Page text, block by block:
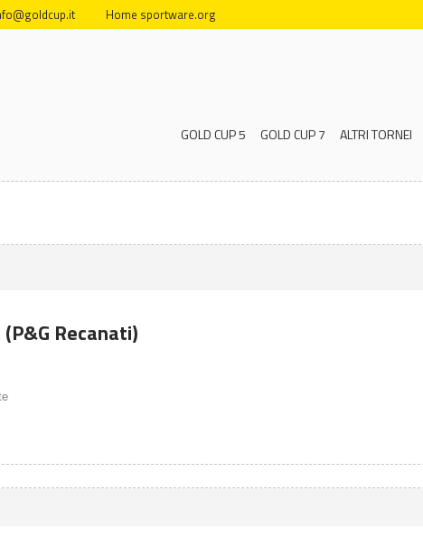
Home sportware.org
GOLD CUP 5 GOLD CUP 7 ALTRI TORNEI
Recanati)